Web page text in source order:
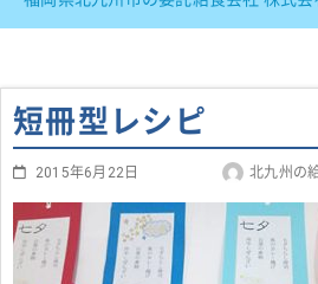
短冊型レシピ
2015年6月22日 北九州の